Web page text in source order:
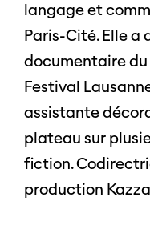
langage et
Paris-Cité. Elle a
documentaire du
Festival
assistante
plateau sur
fiction.
production